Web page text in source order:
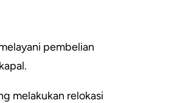
pembelian
melakukan relokasi